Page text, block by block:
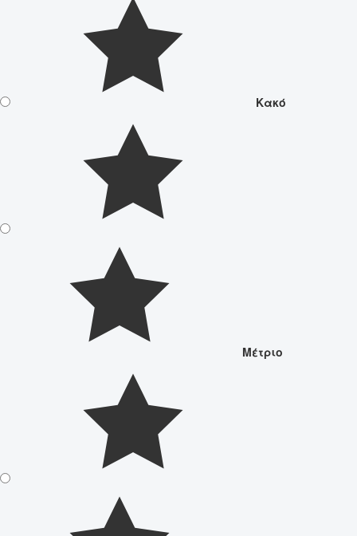
Κακό
Μέτριο